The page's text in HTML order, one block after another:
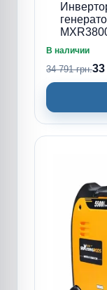
В наличии
34 791 грн.33